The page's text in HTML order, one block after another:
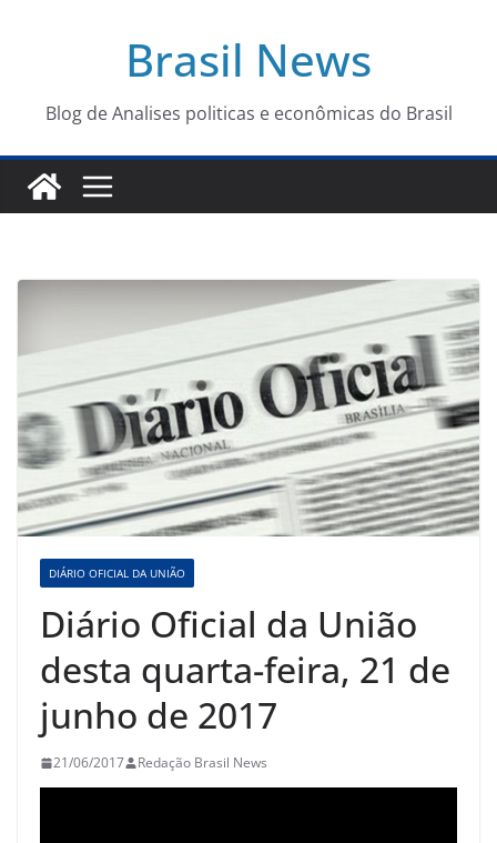
conteúdo
Brasil News
Blog de Analises politicas e econômicas do Brasil
DIÁRIO OFICIAL DA UNIÃO
Diário Oficial da União
desta quarta-feira, 21 de
junho de 2017
21/06/2017 Redação Brasil News